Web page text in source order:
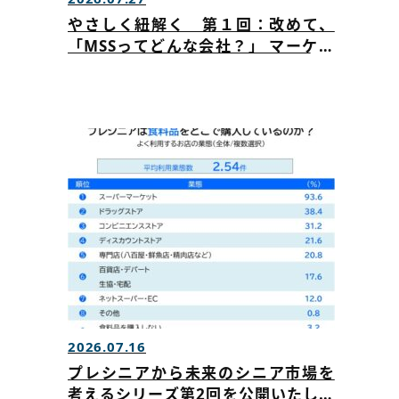
やさしく紐解く 第１回：改めて、
「MSSってどんな会社？」 マーケテ
2026.07.16
プレシニアから未来のシニア市場を
考えるシリーズ第2回を公開いたしま